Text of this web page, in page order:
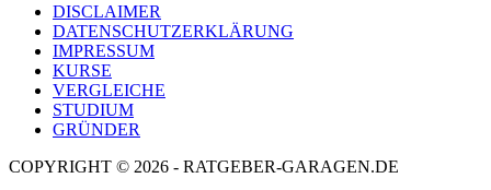
DISCLAIMER
DATENSCHUTZERKLÄRUNG
IMPRESSUM
KURSE
VERGLEICHE
STUDIUM
GRÜNDER
COPYRIGHT © 2026 - RATGEBER-GARAGEN.DE